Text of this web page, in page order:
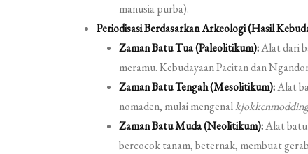
manusia purba).
Periodisasi Berdasarkan Arkeologi (Hasil
Zaman Batu Tua (Paleolitikum):Alat dari
meramu. Kebudayaan Pacitan dan
Zaman Batu Tengah (Mesolitikum):Alat
nomaden, mulai mengenal
Zaman Batu Muda (Neolitikum):Alat batu
bercocok tanam, beternak, membuat